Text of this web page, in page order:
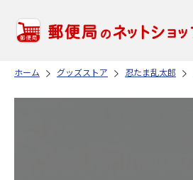
ホーム グッズストア 忍たま乱太郎